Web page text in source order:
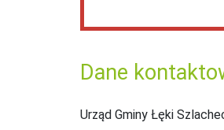
Dane
Urząd Gminy Łęki